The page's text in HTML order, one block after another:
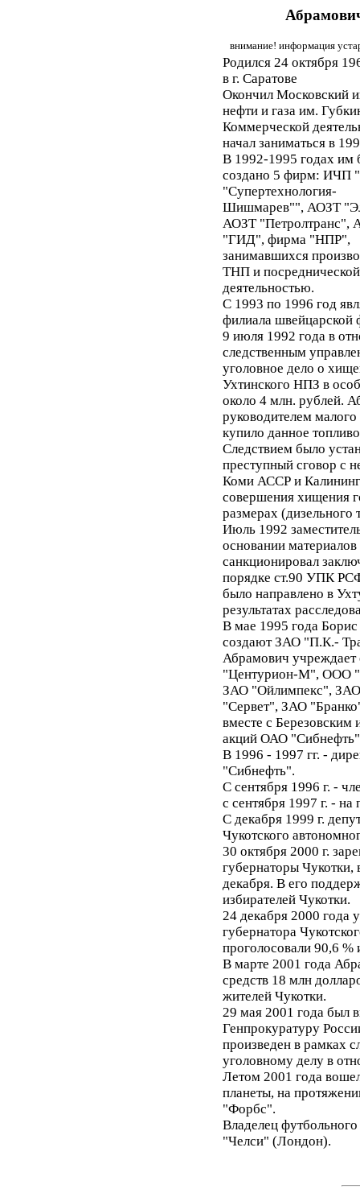
внимание! информация
Родился 24 октября
в г. Саратове
Окончил Московский
нефти и газа им.
Коммерческой
начал заниматься в
В 1992-1995 годах им
создано 5 фирм: ИЧП
"Супертехнология-
Шишмарев"", АОЗТ
АОЗТ "Петролтранс",
"ГИД", фирма "НПР",
занимавшихся
ТНП и посреднической
деятельностью.
С 1993 по 1996 год
филиала
9 июля 1992 года в
следственным
уголовное дело о
Ухтинского НПЗ в
около 4 млн. рублей.
руководителем
купило данное
Следствием было
преступный сговор с
Коми АССР и
совершения хищения
размерах (дизельного
Июль 1992
основании
санкционировал
порядке ст.90 УПК
было направлено в
результатах
В мае 1995 года
создают ЗАО "П.К.-
Абрамович
"Центурион-М", ООО
ЗАО "Ойлимпекс",
"Сервет", ЗАО
вместе с Березовским
акций ОАО
В 1996 - 1997 гг. -
"Сибнефть".
С сентября 1996 г. -
с сентября 1997 г. - на
С декабря 1999 г.
Чукотского
30 октября 2000 г.
губернаторы Чукотки,
декабря. В его
избирателей Чукотки.
24 декабря 2000 года
губернатора
проголосовали 90,6 %
В марте 2001 года
средств 18 млн
жителей Чукотки.
29 мая 2001 года был
Генпрокуратуру
произведен в рамках
уголовному делу в
Летом 2001 года
планеты, на
"Форбс".
Владелец
"Челси" (Лондон).